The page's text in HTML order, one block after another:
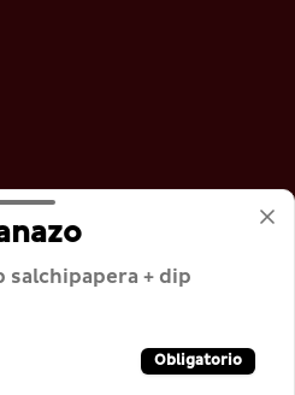
salchipapera + dip
Obligatorio